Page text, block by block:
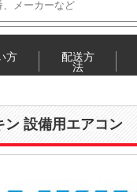
ン 設備用エアコン